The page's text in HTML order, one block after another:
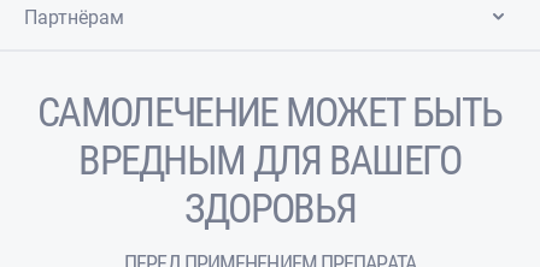
Партнёрам
САМОЛЕЧЕНИЕ МОЖЕТ БЫТЬ
ВРЕДНЫМ ДЛЯ ВАШЕГО
ЗДОРОВЬЯ